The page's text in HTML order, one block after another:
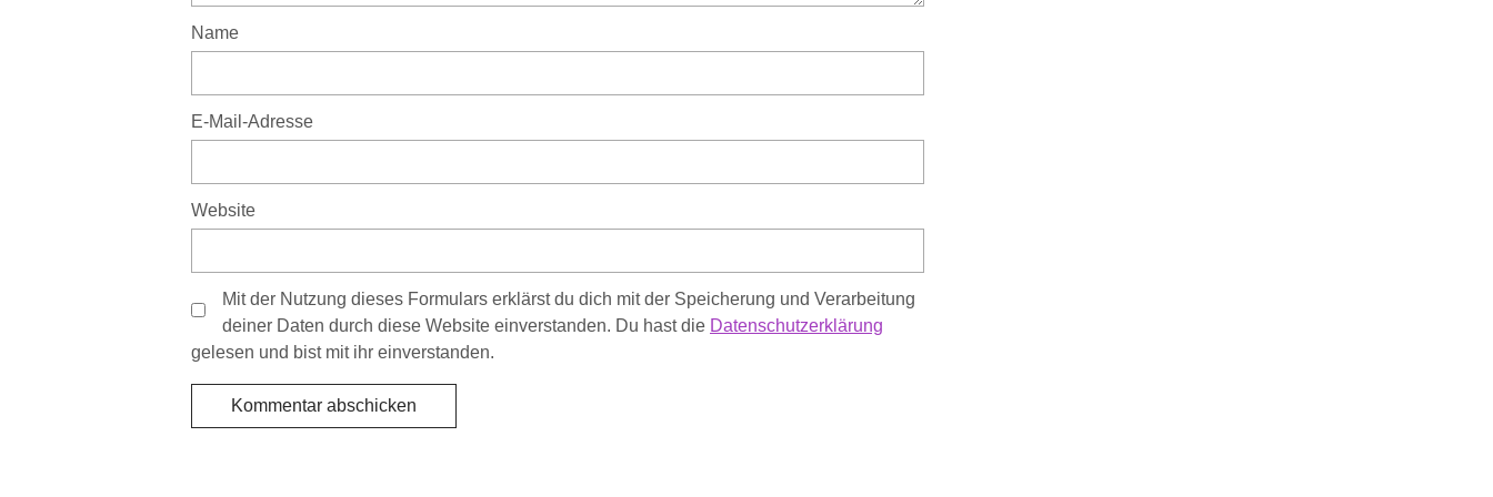
Name
E-Mail-Adresse
Website
Mit der Nutzung dieses Formulars erklärst du dich mit der Speicherung und Verarbeitung
deiner Daten durch diese Website einverstanden. Du hast die Datenschutzerklärung
gelesen und bist mit ihr einverstanden.